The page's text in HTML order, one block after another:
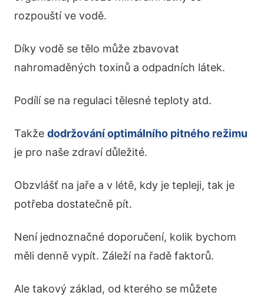
rozpouští ve vodě.
Díky vodě se tělo může zbavovat
nahromaděných toxinů a odpadních látek.
Podílí se na regulaci tělesné teploty atd.
Takže dodržování optimálního pitného režimu
je pro naše zdraví důležité.
Obzvlášť na jaře a v létě, kdy je tepleji, tak je
potřeba dostatečně pít.
Není jednoznačné doporučení, kolik bychom
měli denně vypít. Záleží na řadě faktorů.
Ale takový základ, od kterého se můžete